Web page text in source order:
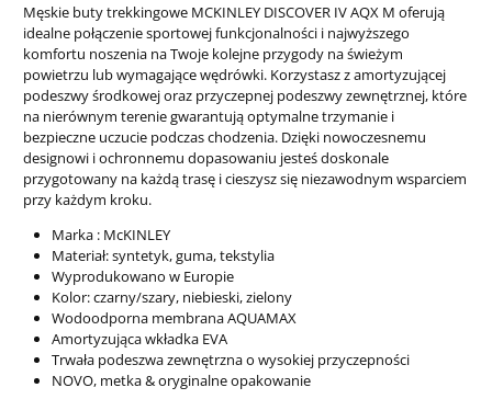
Męskie buty trekkingowe MCKINLEY DISCOVER IV AQX M oferują
idealne połączenie sportowej funkcjonalności i najwyższego
komfortu noszenia na Twoje kolejne przygody na świeżym
powietrzu lub wymagające wędrówki. Korzystasz z amortyzującej
podeszwy środkowej oraz przyczepnej podeszwy zewnętrznej, które
na nierównym terenie gwarantują optymalne trzymanie i
bezpieczne uczucie podczas chodzenia. Dzięki nowoczesnemu
designowi i ochronnemu dopasowaniu jesteś doskonale
przygotowany na każdą trasę i cieszysz się niezawodnym wsparciem
przy każdym kroku.
Marka : McKINLEY
Materiał: syntetyk, guma, tekstylia
Wyprodukowano w Europie
Kolor: czarny/szary, niebieski, zielony
Wodoodporna membrana AQUAMAX
Amortyzująca wkładka EVA
Trwała podeszwa zewnętrzna o wysokiej przyczepności
NOVO, metka & oryginalne opakowanie